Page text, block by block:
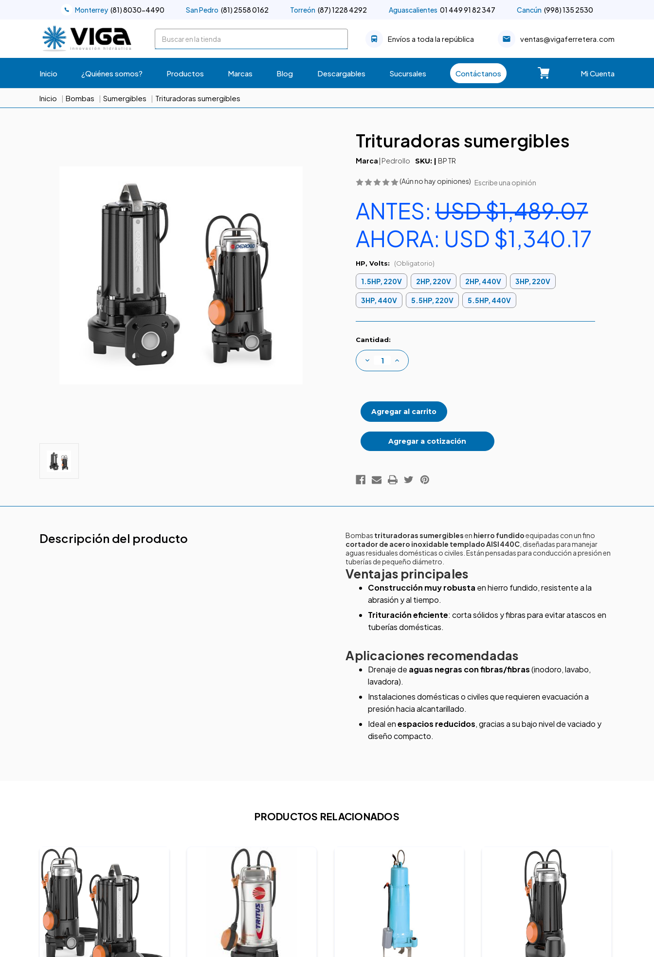
Monterrey (81) 8030-4490 San Pedro (81) 2558 0162 Torreón (87) 1228 4292 Aguascalientes 01 449 91 82 347 Cancún (998) 135 2530
Buscar
Envíos a toda la república ventas@vigaferretera.com
Inicio ¿Quiénes somos? Productos Marcas Blog Descargables Sucursales Contáctanos Mi Cuenta
Inicio Bombas Sumergibles Trituradoras sumergibles
Trituradoras sumergibles
Marca Pedrollo SKU: | BP TR
(Aún no hay opiniones) Escribe una opinión
ANTES:USD $1,489.07
AHORA: USD $1,340.17
HP, Volts: (Obligatorio)
1.5HP, 220V 2HP, 220V 2HP, 440V 3HP, 220V
3HP, 440V 5.5HP, 220V 5.5HP, 440V
Existencias
actuales:
Cantidad:
Disminuir
cantidad
Aumentar
cantidad
Agregar a cotización
Descripción del producto Bombas trituradoras sumergiblesen hierro fundidoequipadas con un fino
cortador de acero inoxidable templado AISI 440C , diseñadas para manejar
aguas residuales domésticas o civiles. Están pensadas para conducción a presión en
tuberías de pequeño diámetro.
Ventajas principales
Construcción muy robusta en hierro fundido, resistente a la
abrasión y al tiempo.
Trituración eficiente: corta sólidos y fibras para evitar atascos en
tuberías domésticas.
Aplicaciones recomendadas
Drenaje de aguas negras con fibras/fibras(inodoro, lavabo,
lavadora).
Instalaciones domésticas o civiles que requieren evacuación a
presión hacia alcantarillado.
Ideal enespacios reducidos, gracias a su bajo nivel de vaciado y
diseño compacto.
PRODUCTOS RELACIONADOS